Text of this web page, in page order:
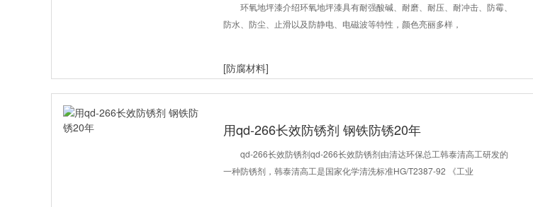
环氧地坪漆介绍环氧地坪漆具有耐强酸碱、耐磨、耐压、耐冲击、防霉、
防水、防尘、止滑以及防静电、电磁波等特性，颜色亮丽多样，
[防腐材料]
用qd-266长效防锈剂 钢铁防锈20年
qd-266长效防锈剂qd-266长效防锈剂由清达环保总工韩泰清高工研发的
一种防锈剂，韩泰清高工是国家化学清洗标准HG/T2387-92 《工业